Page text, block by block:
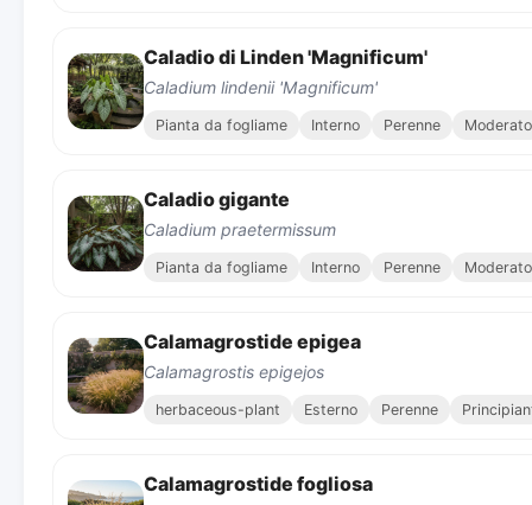
Caladio di Linden 'Magnificum'
Caladium lindenii 'Magnificum'
Pianta da fogliame Interno Perenne Moderato
Caladio gigante
Caladium praetermissum
Pianta da fogliame Interno Perenne Moderato
Calamagrostide epigea
Calamagrostis epigejos
herbaceous-plant Esterno Perenne
Calamagrostide fogliosa